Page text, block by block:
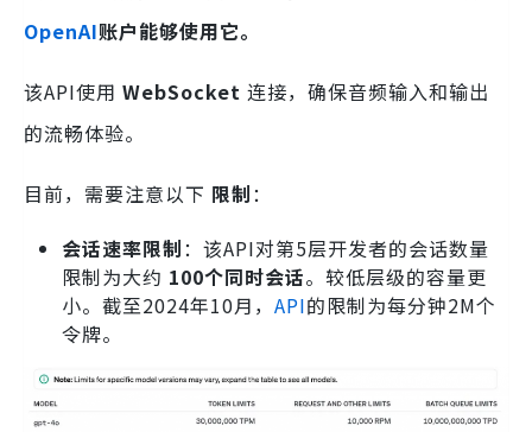
OpenAI账户能够使用它。
该API使用 WebSocket 连接，确保音频输入和输出
的流畅体验。
目前，需要注意以下 限制：
会话速率限制：该API对第5层开发者的会话数量
限制为大约 100个同时会话。较低层级的容量更
小。截至2024年10月， API的限制为每分钟2M个
令牌。